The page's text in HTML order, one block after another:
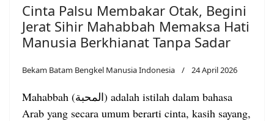
Cinta Palsu Membakar Otak, Begini
Jerat Sihir Mahabbah Memaksa Hati
Manusia Berkhianat Tanpa Sadar
Bekam Batam Bengkel Manusia Indonesia 24 April 2026
Mahabbah (المحبة) adalah istilah dalam bahasa
Arab yang secara umum berarti cinta, kasih sayang,